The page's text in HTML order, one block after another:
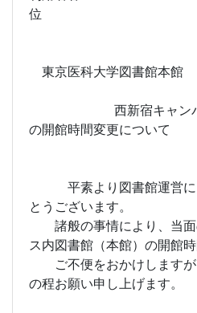
東京医科大学図書館本館
西新宿キャンパス
の開館時間変更について
平素より図書館運営に
とうございます。
諸般の事情により、当面
ス内図書館（本館）の開館
ご不便をおかけしますが
の程お願い申し上げます。